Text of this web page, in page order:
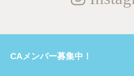
CAメンバー募集中！